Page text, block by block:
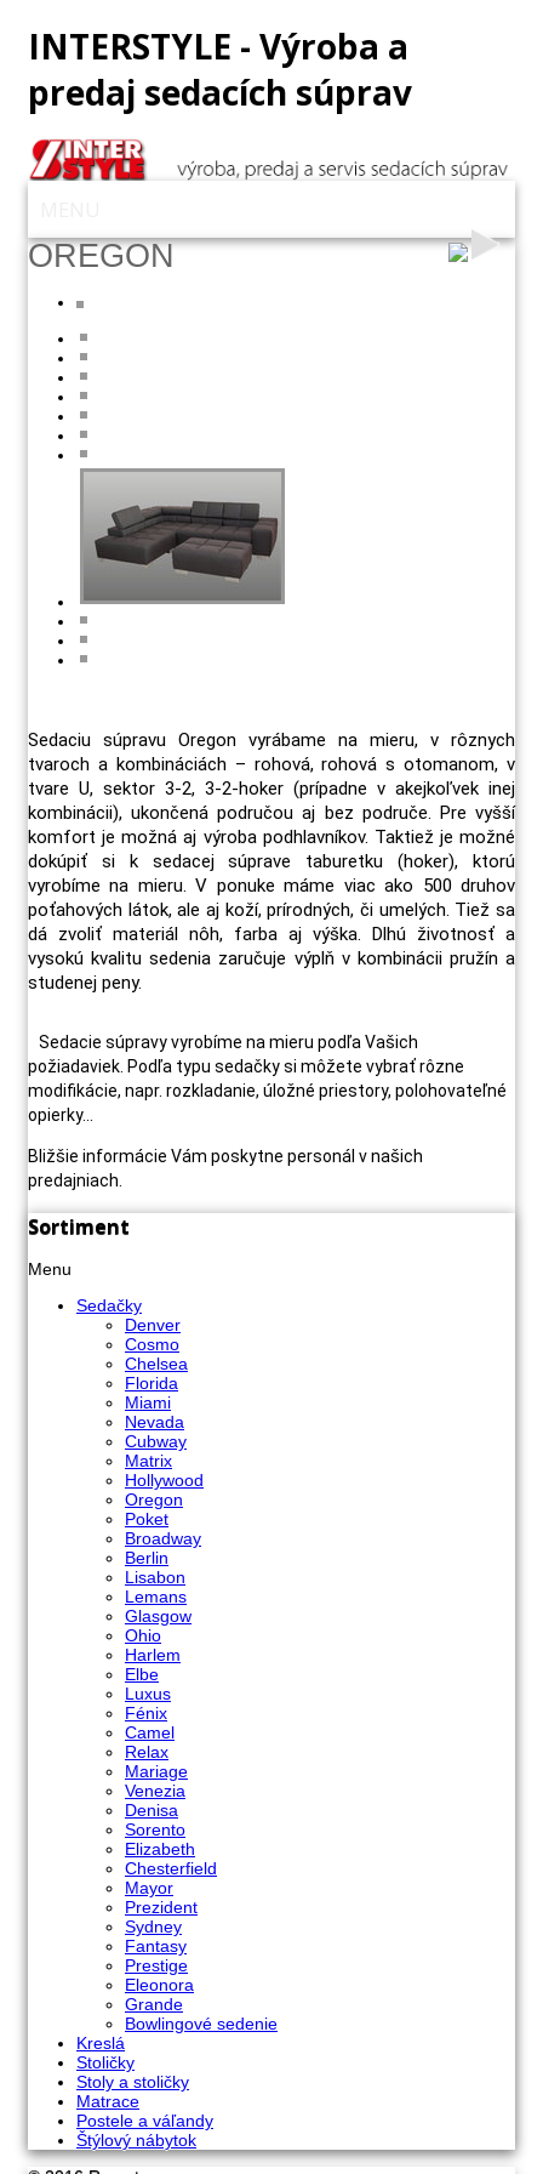
INTERSTYLE - Výroba a
predaj sedacích súprav
OREGON
Sedaciu súpravu Oregon vyrábame na mieru, v rôznych
tvaroch a kombináciách – rohová, rohová s otomanom, v
tvare U, sektor 3-2, 3-2-hoker (prípadne v akejkoľvek inej
kombinácii), ukončená područou aj bez područe. Pre vyšší
komfort je možná aj výroba podhlavníkov. Taktiež je možné
dokúpiť si k sedacej súprave taburetku (hoker), ktorú
vyrobíme na mieru. V ponuke máme viac ako 500 druhov
poťahových látok, ale aj koží, prírodných, či umelých. Tiež sa
dá zvoliť materiál nôh, farba aj výška. Dlhú životnosť a
vysokú kvalitu sedenia zaručuje výplň v kombinácii pružín a
studenej peny.
Sedacie súpravy vyrobíme na mieru podľa Vašich
požiadaviek. Podľa typu sedačky si môžete vybrať rôzne
modifikácie, napr. rozkladanie, úložné priestory, polohovateľné
opierky...
Bližšie informácie Vám poskytne personál v našich
predajniach.
Sortiment
Menu
Sedačky
Denver
Cosmo
Chelsea
Florida
Miami
Nevada
Cubway
Matrix
Hollywood
Oregon
Poket
Broadway
Berlin
Lisabon
Lemans
Glasgow
Ohio
Harlem
Elbe
Luxus
Fénix
Camel
Relax
Mariage
Venezia
Denisa
Sorento
Elizabeth
Chesterfield
Mayor
Prezident
Sydney
Fantasy
Prestige
Eleonora
Grande
Bowlingové sedenie
Kreslá
Stoličky
Stoly a stoličky
Matrace
Postele a váľandy
Štýlový nábytok